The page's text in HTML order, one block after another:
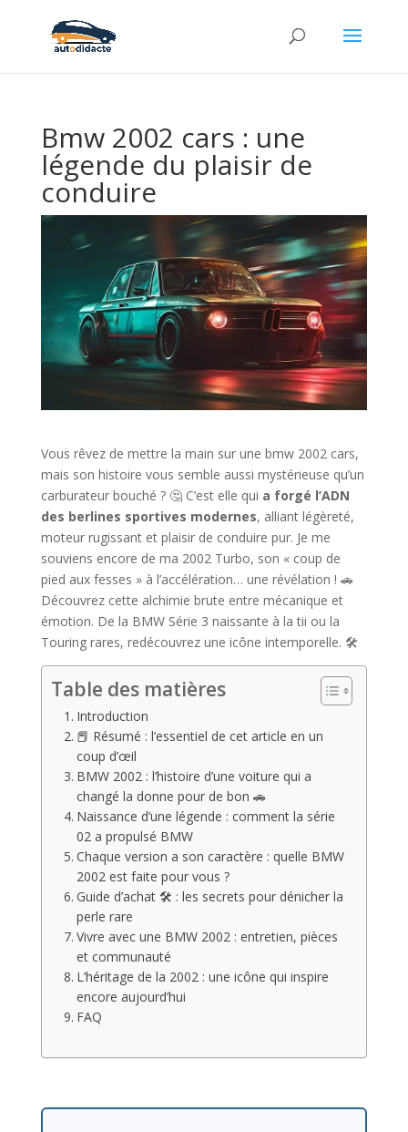
Bmw 2002 cars : une
légende du plaisir de
conduire
Vous rêvez de mettre la main sur une bmw 2002 cars,
mais son histoire vous semble aussi mystérieuse qu’un
carburateur bouché ? 🤔 C’est elle qui a forgé l’ADN
des berlines sportives modernes, alliant légèreté,
moteur rugissant et plaisir de conduire pur. Je me
souviens encore de ma 2002 Turbo, son « coup de
pied aux fesses » à l’accélération… une révélation ! 🚗
Découvrez cette alchimie brute entre mécanique et
émotion. De la BMW Série 3 naissante à la tii ou la
Touring rares, redécouvrez une icône intemporelle. 🛠️
Table des matières
Introduction
📕 Résumé : l’essentiel de cet article en un
coup d’œil
BMW 2002 : l’histoire d’une voiture qui a
changé la donne pour de bon 🚗
Naissance d’une légende : comment la série
02 a propulsé BMW
Chaque version a son caractère : quelle BMW
2002 est faite pour vous ?
Guide d’achat 🛠️ : les secrets pour dénicher la
perle rare
Vivre avec une BMW 2002 : entretien, pièces
et communauté
L’héritage de la 2002 : une icône qui inspire
encore aujourd’hui
FAQ